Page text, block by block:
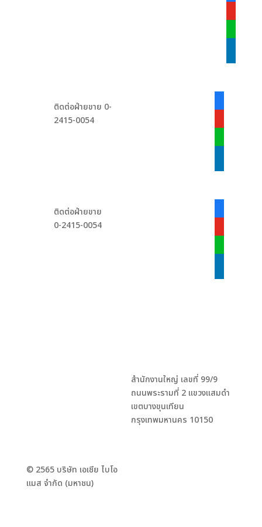
ติดต่อฝ่ายขาย 0-
2415-0054
ติดต่อฝ่ายขาย
0-2415-0054
© 2565 บริษัท เอเชีย ไบโอ
แมส จำกัด (มหาชน)
สำนักงานใหญ่ เลขที่ 99/9
ถนนพระรามที่ 2 แขวงแสมดำ
เขตบางขุนเทียน
กรุงเทพมหานคร 10150